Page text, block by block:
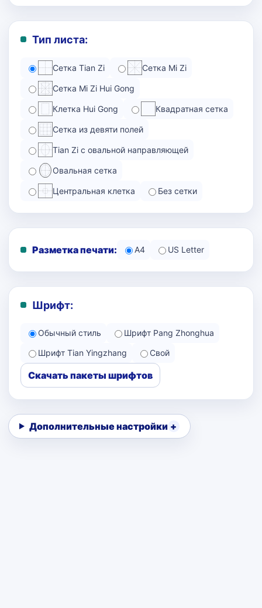
Тип листа:
Сетка Tian Zi Сетка Mi Zi
Сетка Mi Zi Hui Gong
Клетка Hui Gong Квадратная сетка
Сетка из девяти полей
Tian Zi с овальной направляющей
Овальная сетка
Центральная клетка Без сетки
Разметка печати: A4 US Letter
Шрифт:
Обычный стиль
Шрифт Pang Zhonghua
Шрифт Tian Yingzhang
Свой
Скачать пакеты шрифтов
Дополнительные настройки